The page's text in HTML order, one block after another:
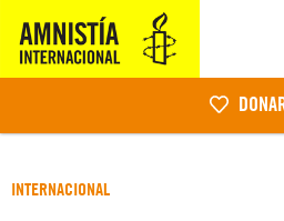
INTERNACIONAL